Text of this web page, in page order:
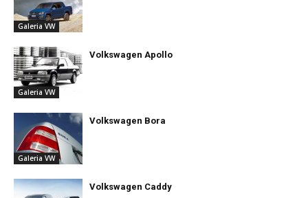
Galeria VW
Galeria VW
Volkswagen Apollo
Galeria VW
Volkswagen Bora
Volkswagen Caddy